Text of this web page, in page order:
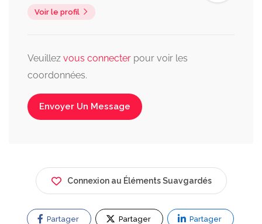
Voir le profil
Veuillez vous connecter pour voir les
coordonnées.
Envoyer Un Message
Connexion au Éléments Suavgardés
Partager Partager Partager